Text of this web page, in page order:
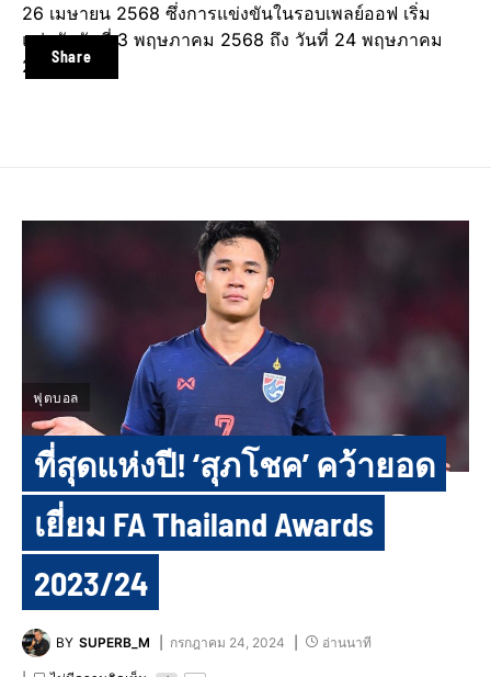
Share
26 เมษายน 2568 ซึ่งการแข่งขันในรอบเพลย์ออฟ เริ่ม
แข่งขันวันที่ 3 พฤษภาคม 2568 ถึง วันที่ 24 พฤษภาคม
2568
ฟุตบอล
ที่สุดแห่งปี! ‘สุภโชค’ คว้ายอด
เยี่ยม FA Thailand Awards
2023/24
BY SUPERB_M กรกฎาคม 24, 2024 อ่านนาที